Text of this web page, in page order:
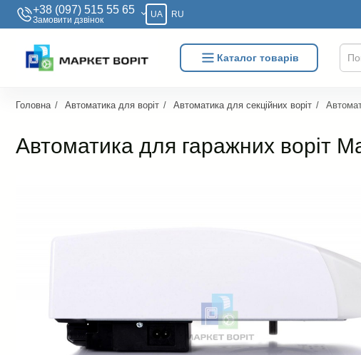
+38 (097) 515 55 65
Замовити дзвiнок
UA RU
Каталог товарів
Головна Автоматика для воріт Автоматика для секційних воріт
Автоматика для гаражних воріт